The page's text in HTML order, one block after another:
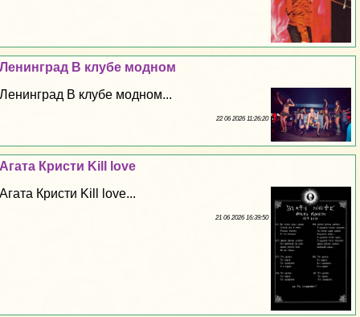
Ленинград В клубе модном
Ленинград В клубе модном...
22 06 2026 11:26:20
Агата Кристи Kill love
Агата Кристи Kill love...
21 06 2026 16:39:50